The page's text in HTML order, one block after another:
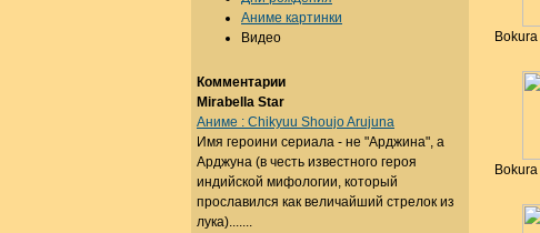
Аниме картинки
Видео
Комментарии
Mirabella Star
Аниме : Chikyuu Shoujo Arujuna
Имя героини сериала - не "Арджина", а
Арджуна (в честь известного героя
индийской мифологии, который
прославился как величайший стрелок из
лука).......